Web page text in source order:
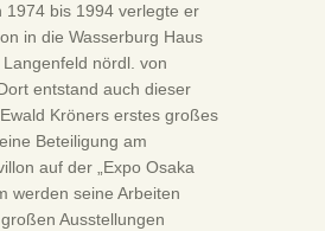
1974 bis 1994 verlegte er
in die Wasserburg Haus
nördl. von
entstand auch dieser
Kröners erstes großes
Beteiligung am
auf der „Expo Osaka
werden seine Arbeiten
Ausstellungen